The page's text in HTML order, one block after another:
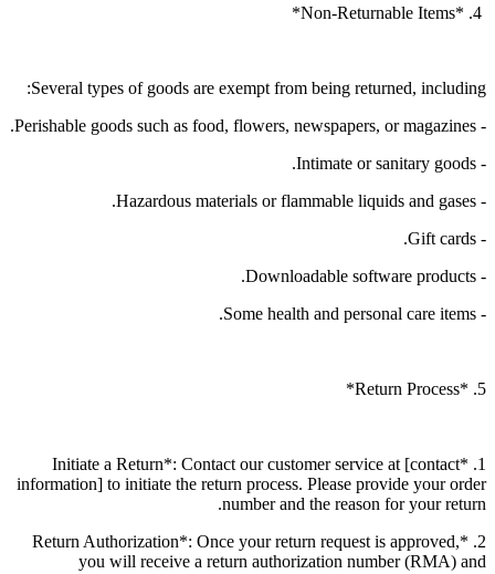
Several types of goods are exempt from being returned, including:
- Perishable goods such as food, flowers, newspapers, or magazines.
- Intimate or sanitary goods.
- Hazardous materials or flammable liquids and gases.
- Gift cards.
- Downloadable software products.
- Some health and personal care items.
5. *Return Process*
1. *Initiate a Return*: Contact our customer service at [contact
information] to initiate the return process. Please provide your order
number and the reason for your return.
2. *Return Authorization*: Once your return request is approved,
you will receive a return authorization number (RMA) and